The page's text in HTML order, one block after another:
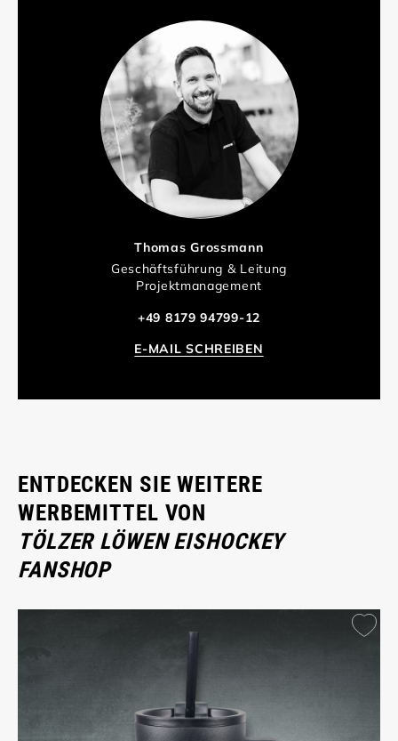
Thomas Grossmann
Geschäftsführung & Leitung
Projektmanagement
+49 8179 94799-12
E-MAIL SCHREIBEN
ENTDECKEN SIE WEITERE
WERBEMITTEL VON
TÖLZER LÖWEN EISHOCKEY
FANSHOP